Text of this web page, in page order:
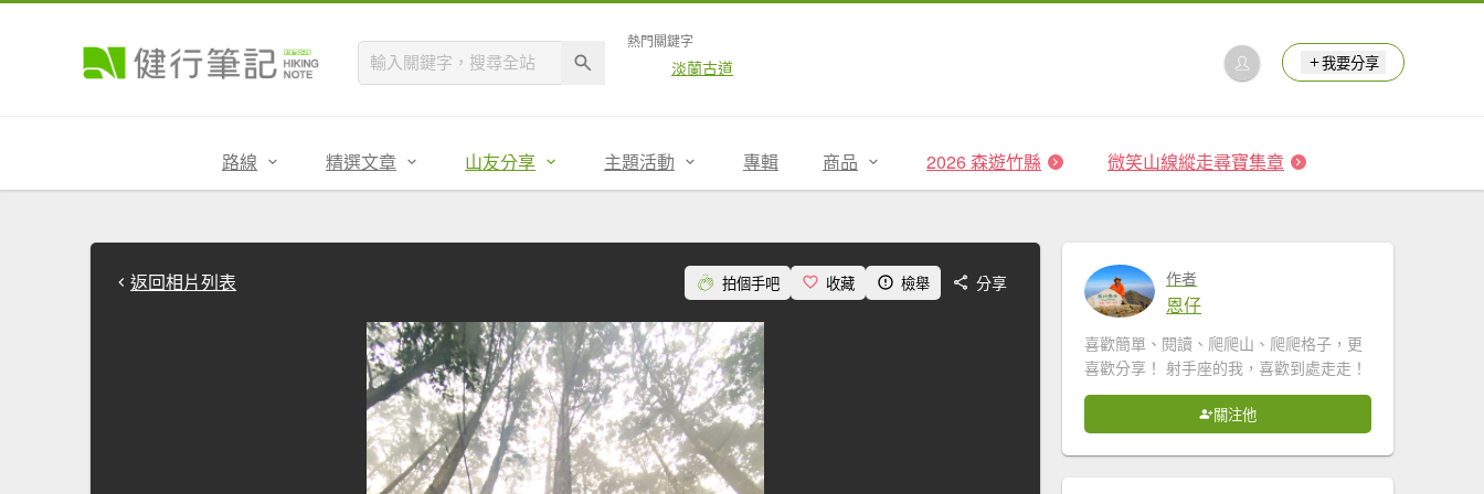
熱門關鍵字
淡蘭古道 我要分享
路線 精選文章 山友分享 主題活動 專輯 商品 2026 森遊竹縣 微笑山線縱走尋寶集章
返回相片列表 拍個手吧 收藏 檢舉 分享 作者
恩仔
喜歡簡單、閱讀、爬爬山、爬爬格子，更
喜歡分享！ 射手座的我，喜歡到處走走！
關注他